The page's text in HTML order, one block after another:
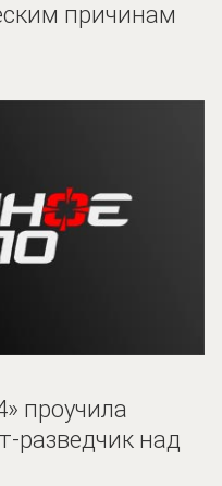
причинам
проучила
разведчик над